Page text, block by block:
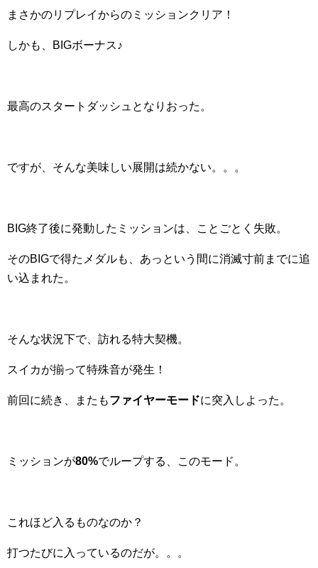
まさかのリプレイからのミッションクリア！
しかも、BIGボーナス♪
最高のスタートダッシュとなりおった。
ですが、そんな美味しい展開は続かない。。。
BIG終了後に発動したミッションは、ことごとく失敗。
そのBIGで得たメダルも、あっという間に消滅寸前までに追
い込まれた。
そんな状況下で、訪れる特大契機。
スイカが揃って特殊音が発生！
前回に続き、またもファイヤーモードに突入しよった。
ミッションが80%でループする、このモード。
これほど入るものなのか？
打つたびに入っているのだが。。。